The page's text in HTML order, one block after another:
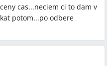
cas...neciem ci to dam v
potom...po odbere